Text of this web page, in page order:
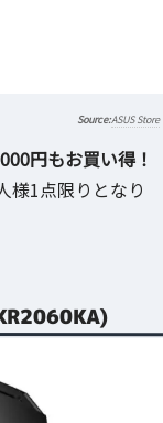
ASUS Store
円もお買い得！
様1点限りとなり